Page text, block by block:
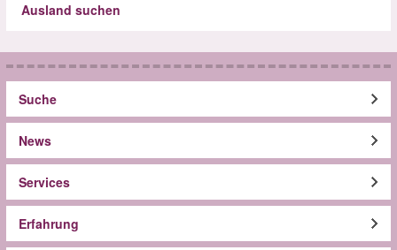
Ausland suchen
Suche
News
Services
Erfahrung